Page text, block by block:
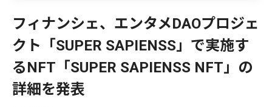
フィナンシェ、エンタメDAOプロジェ
クト「SUPER SAPIENSS」で実施す
るNFT「SUPER SAPIENSS NFT」の
詳細を発表